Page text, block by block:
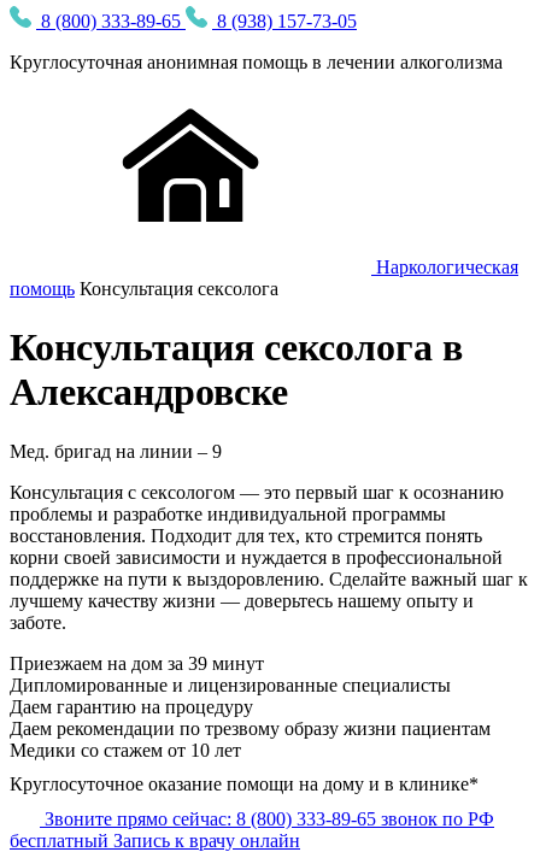
8 (800) 333-89-65
8 (938) 157-73-05
Круглосуточная анонимная помощь в лечении алкоголизма
Наркологическая
помощь Консультация сексолога
Консультация сексолога в
Александровске
Мед. бригад на линии – 9
Консультация с сексологом — это первый шаг к осознанию
проблемы и разработке индивидуальной программы
восстановления. Подходит для тех, кто стремится понять
корни своей зависимости и нуждается в профессиональной
поддержке на пути к выздоровлению. Сделайте важный шаг к
лучшему качеству жизни — доверьтесь нашему опыту и
заботе.
Приезжаем на дом за 39 минут
Дипломированные и лицензированные специалисты
Даем гарантию на процедуру
Даем рекомендации по трезвому образу жизни пациентам
Медики со стажем от 10 лет
Круглосуточное оказание помощи на дому и в клинике*
Звоните прямо сейчас: 8 (800) 333-89-65 звонок по РФ
бесплатный Запись к врачу онлайн